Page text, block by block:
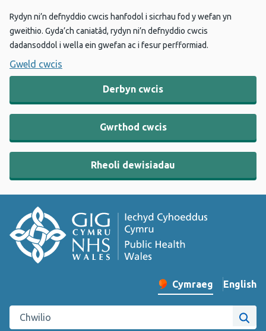
Rydyn ni’n defnyddio cwcis hanfodol i sicrhau fod y wefan yn
gweithio. Gyda’ch caniatâd, rydyn ni’n defnyddio cwcis
dadansoddol i wella ein gwefan ac i fesur perfformiad.
Gweld cwcis
Derbyn cwcis
Gwrthod cwcis
Rheoli dewisiadau
Newid iaith y wefan
Cymraeg English
–
Chwilio gwefan Iechyd Cyhoeddus Cymru